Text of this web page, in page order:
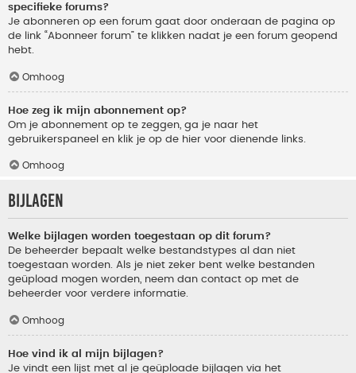
specifieke forums?
Je abonneren op een forum gaat door onderaan de pagina op
de link “Abonneer forum” te klikken nadat je een forum geopend
hebt.
Omhoog
Hoe zeg ik mijn abonnement op?
Om je abonnement op te zeggen, ga je naar het
gebruikerspaneel en klik je op de hier voor dienende links.
Omhoog
Bijlagen
Welke bijlagen worden toegestaan op dit forum?
De beheerder bepaalt welke bestandstypes al dan niet
toegestaan worden. Als je niet zeker bent welke bestanden
geüpload mogen worden, neem dan contact op met de
beheerder voor verdere informatie.
Omhoog
Hoe vind ik al mijn bijlagen?
Je vindt een lijst met al je geüploade bijlagen via het